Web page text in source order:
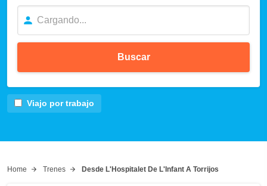
Buscar
Viajo por trabajo
Home Trenes Desde L'Hospitalet De L'Infant A Torrijos